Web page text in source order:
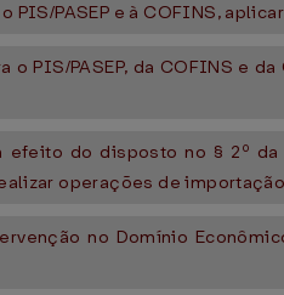
PIS/PASEP e à COFINS,
PIS/PASEP, da COFINS e
efeito do disposto no § 2º
operações de
no Domínio